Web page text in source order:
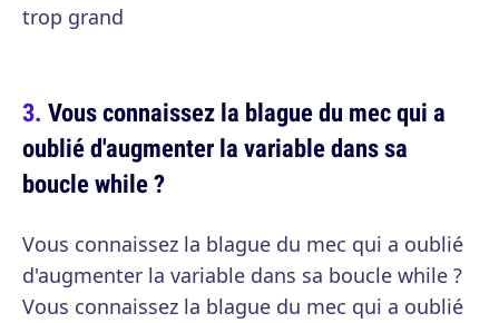
trop grand
Vous connaissez la blague du mec qui a
oublié d'augmenter la variable dans sa
boucle while ?
Vous connaissez la blague du mec qui a oublié
d'augmenter la variable dans sa boucle while ?
Vous connaissez la blague du mec qui a oublié